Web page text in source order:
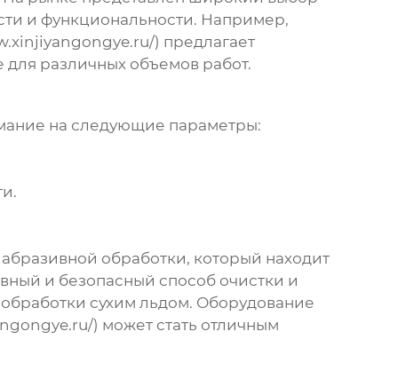
и функциональности. Например,
) предлагает
для различных объемов работ.
на следующие параметры:
обработки, который находит
и безопасный способ очистки и
сухим льдом. Оборудование
) может стать отличным